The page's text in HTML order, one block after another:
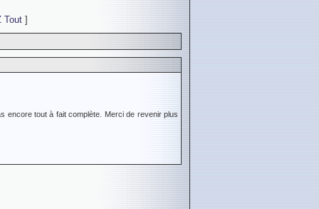
Tout ]
encore tout à fait complète. Merci de revenir plus